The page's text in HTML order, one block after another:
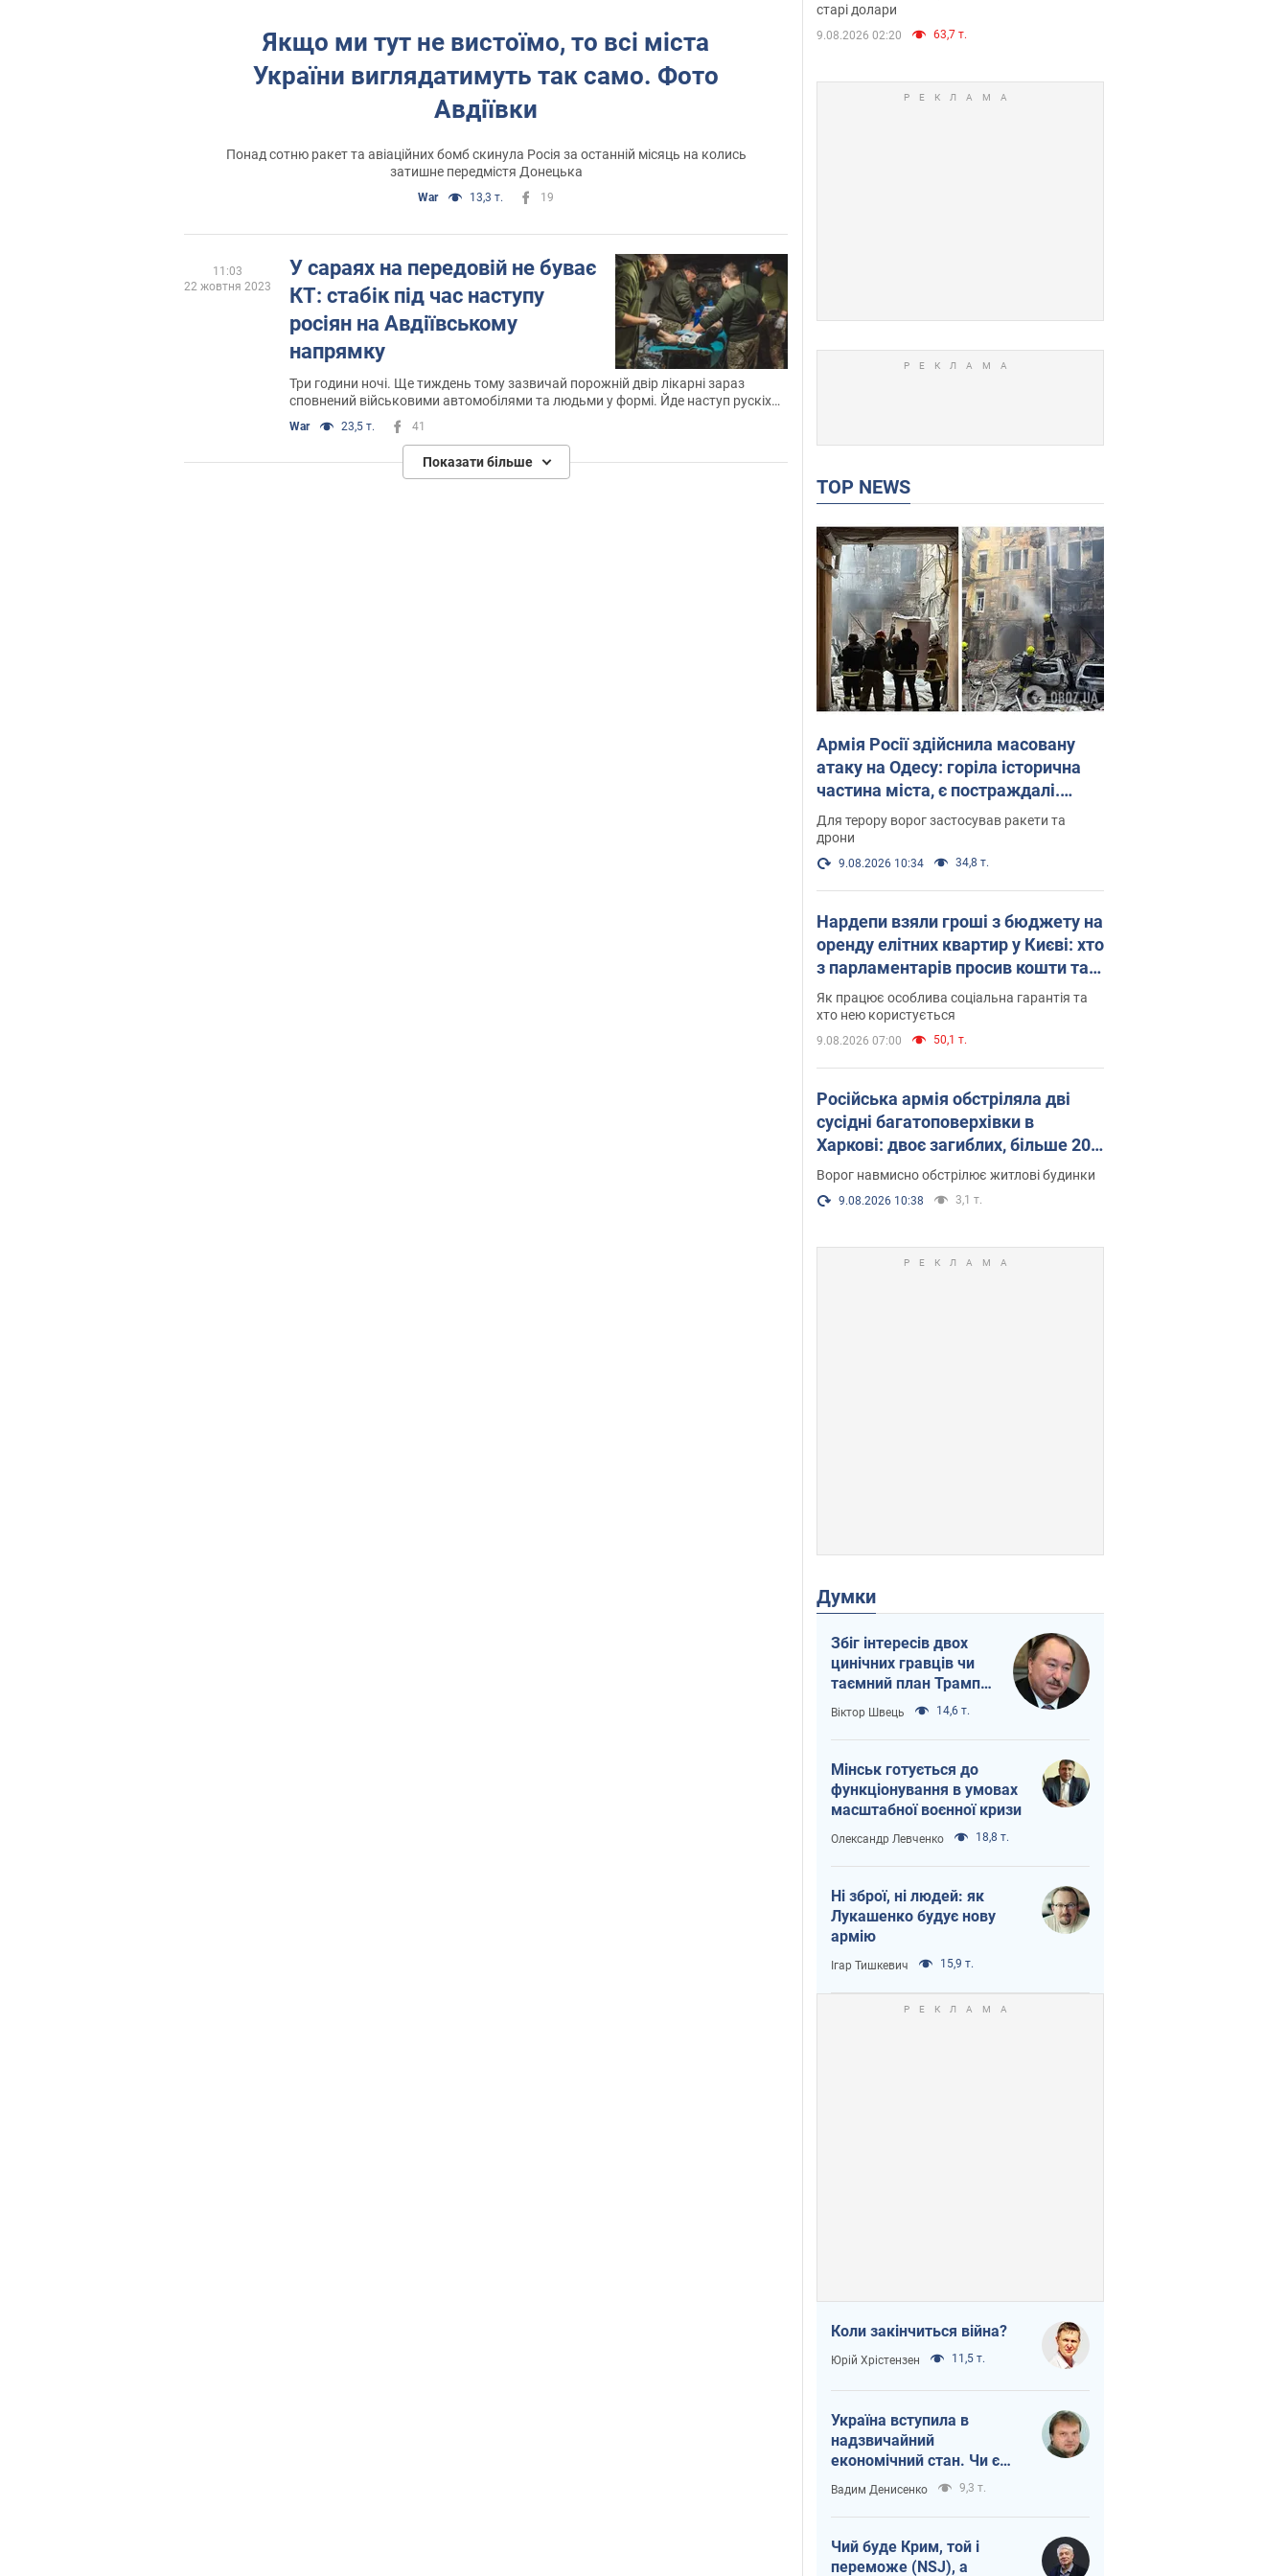
Якщо ми тут не вистоїмо, то всі міста
України виглядатимуть так само. Фото
Авдіївки
Понад сотню ракет та авіаційних бомб скинула Росія за останній місяць на колись
затишне передмістя Донецька
War 13,3 т. 19
У сараях на передовій не буває
КТ: стабік під час наступу
росіян на Авдіївському
напрямку
Три години ночі. Ще тиждень тому зазвичай порожній двір лікарні зараз
сповнений військовими автомобілями та людьми у формі. Йде наступ рускіх
майже по всій лінії фронту Авдіївського напрямку
War 23,5 т. 41
11:03
22 жовтня 2023
Показати більше
старі долари
9.08.2026 02:20 63,7 т.
TOP NEWS
Армія Росії здійснила масовану
атаку на Одесу: горіла історична
частина міста, є постраждалі.
Фото та відео
Для терору ворог застосував ракети та
дрони
9.08.2026 10:34 34,8 т.
Нардепи взяли гроші з бюджету на
оренду елітних квартир у Києві: хто
з парламентарів просив кошти та
де поселився
Як працює особлива соціальна гарантія та
хто нею користується
9.08.2026 07:00 50,1 т.
Російська армія обстріляла дві
сусідні багатоповерхівки в
Харкові: двоє загиблих, більше 20
постраждалих
Ворог навмисно обстрілює житлові будинки
9.08.2026 10:38 3,1 т.
Думки
Збіг інтересів двох
цинічних гравців чи
таємний план Трампа
і Путіна?
Віктор Швець 14,6 т.
Мінськ готується до
функціонування в умовах
масштабної воєнної кризи
Олександр Левченко 18,8 т.
Ні зброї, ні людей: як
Лукашенко будує нову
армію
Ігар Тишкевич 15,9 т.
Коли закінчиться війна?
Юрій Хрістензен 11,5 т.
Україна вступила в
надзвичайний
економічний стан. Чи є
світло вкінці тунелю?
Вадим Денисенко 9,3 т.
Чий буде Крим, той і
переможе (NSJ), а